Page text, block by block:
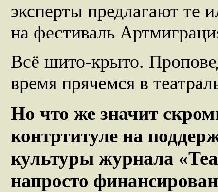
эксперты предлагают те
на фестиваль
Всё шито-крыто.
время прячемся в
Но что же значит
контртитуле на
культуры журнала
напросто